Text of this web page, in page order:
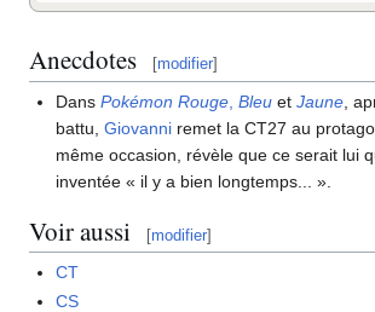
Anecdotes [modifier]
DansPokémon Rouge ,Bleu etJaune ,
battu,Giovanni remet la CT27 au
même occasion, révèle que ce serait lui
inventée « il y a bien longtemps... ».
Voir aussi [modifier]
CT
CS